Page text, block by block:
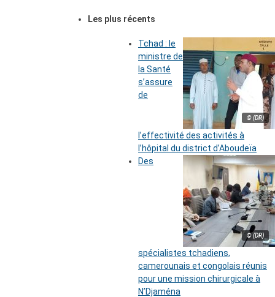
Les plus récents
© (DR)
Tchad : le
ministre de
la Santé
s’assure
de
l’effectivité des activités à
l’hôpital du district d’Aboudeïa
© (DR)
Des
spécialistes tchadiens,
camerounais et congolais réunis
pour une mission chirurgicale à
N’Djaména